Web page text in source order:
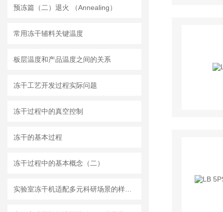
预冻篇（二）退火 （Annealing）
常用冻干辅料关键温度
板层温度和产品温度之间的关系
冻干工艺开发过程实际问题
冻干过程中的真空控制
冻干的基本过程
冻干过程中的基本概念（二）